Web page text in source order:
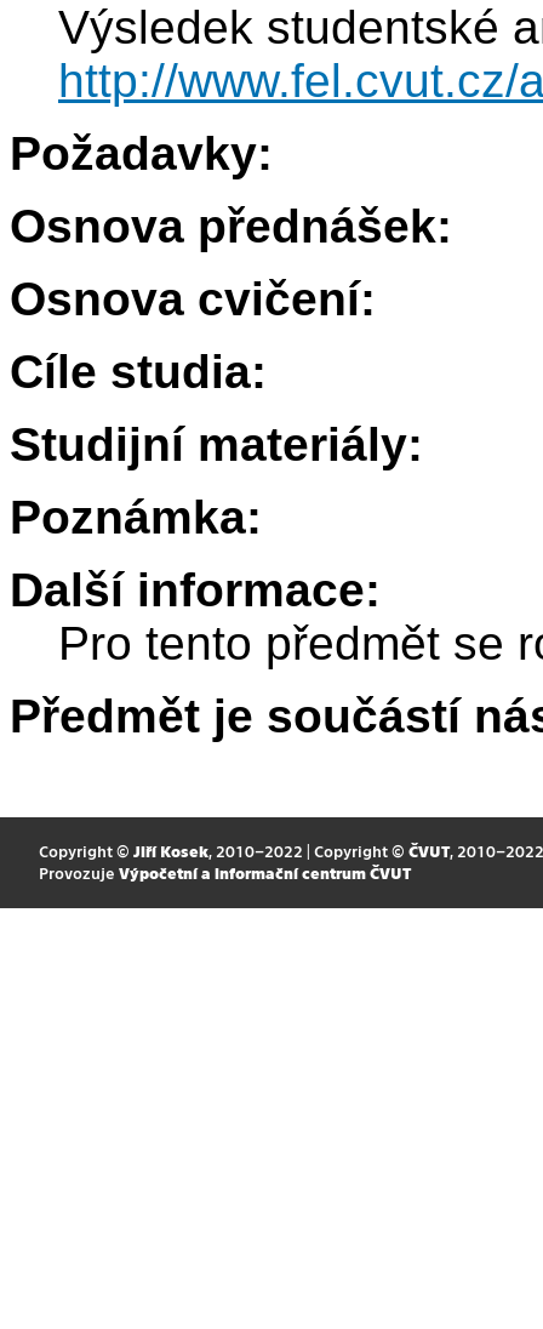
Výsledek studentské
http://www.fel.cvut.cz/
Požadavky:
Osnova přednášek:
Osnova cvičení:
Cíle studia:
Studijní materiály:
Poznámka:
Další informace:
Pro tento předmět se
Předmět je součástí
Copyright © Jiří Kosek, 2010–2022 | Copyright © ČVUT, 2010–2022
Provozuje Výpočetní a informační centrum ČVUT